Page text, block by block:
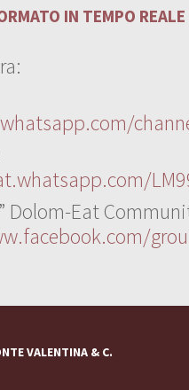
IN TEMPO
Dolom-Eat
VALENTINA & C.